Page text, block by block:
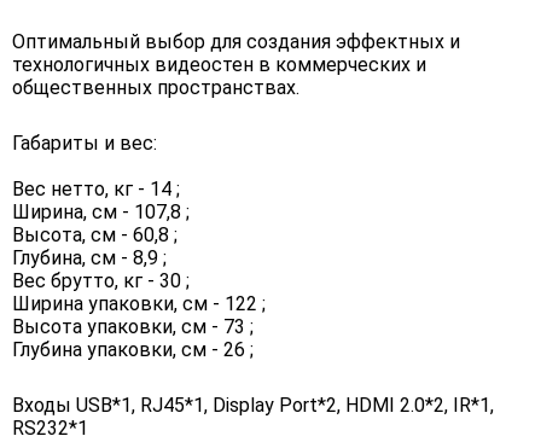
Оптимальный выбор для создания эффектных и
технологичных видеостен в коммерческих и
общественных пространствах.
Габариты и вес:
Вес нетто, кг - 14 ;
Ширина, см - 107,8 ;
Высота, см - 60,8 ;
Глубина, см - 8,9 ;
Вес брутто, кг - 30 ;
Ширина упаковки, см - 122 ;
Высота упаковки, см - 73 ;
Глубина упаковки, см - 26 ;
Входы USB*1, RJ45*1, Display Port*2, HDMI 2.0*2, IR*1,
RS232*1